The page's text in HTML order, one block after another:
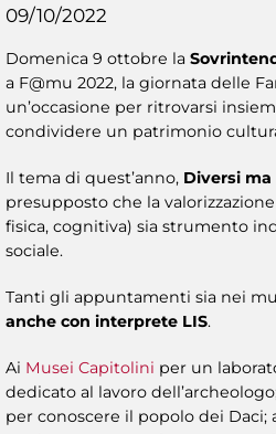
09/10/2022
Domenica 9 ottobre la
a F@mu 2022, la giornata delle
un’occasione per ritrovarsi
condividere un patrimonio
Il tema di quest’anno, Diversi
presupposto che la
fisica, cognitiva) sia strumento
sociale.
Tanti gli appuntamenti sia nei
anche con interprete LIS.
Ai Musei Capitolini per un
dedicato al lavoro
per conoscere il popolo dei Daci;